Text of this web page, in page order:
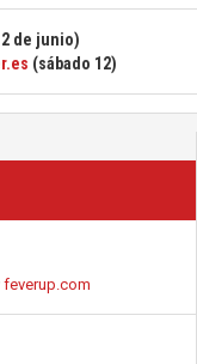
feverup.com
de junio)
(sábado 12)